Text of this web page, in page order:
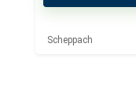
Scheppach